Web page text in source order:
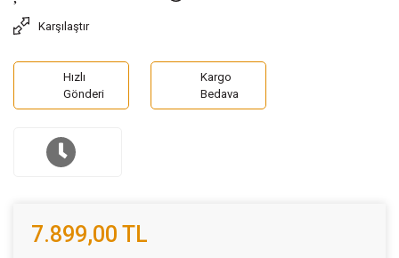
Karşılaştır
Hızlı
Gönderi
Kargo
Bedava
7.899,00 TL